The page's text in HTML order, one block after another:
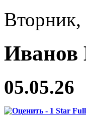
Вторник,
Иванов
05.05.26